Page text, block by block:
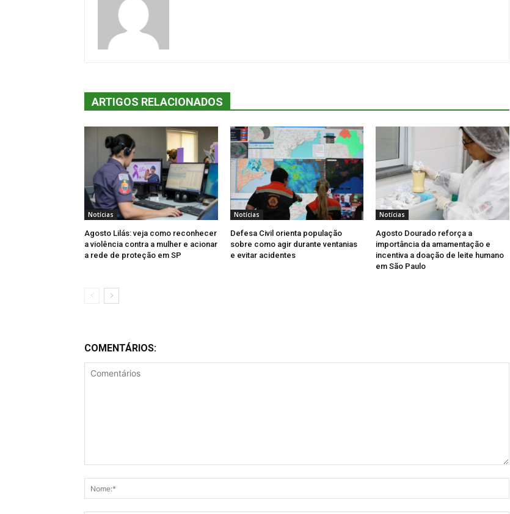
ARTIGOS RELACIONADOS
Notícias
Agosto Lilás: veja como reconhecer
a violência contra a mulher e acionar
a rede de proteção em SP
Notícias
Defesa Civil orienta população
sobre como agir durante ventanias
e evitar acidentes
Notícias
Agosto Dourado reforça a
importância da amamentação e
incentiva a doação de leite humano
em São Paulo
COMENTÁRIOS: